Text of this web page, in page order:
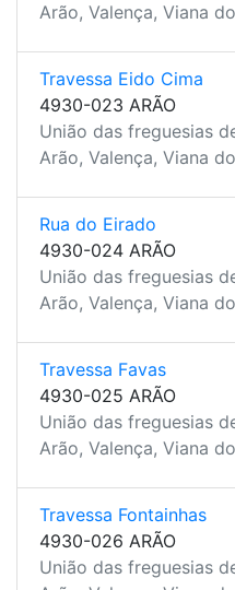
Arão, Valença, Viana
Travessa Eido Cima
4930-023 ARÃO
União das freguesias
Arão, Valença, Viana
Rua do Eirado
4930-024 ARÃO
União das freguesias
Arão, Valença, Viana
Travessa Favas
4930-025 ARÃO
União das freguesias
Arão, Valença, Viana
Travessa Fontainhas
4930-026 ARÃO
União das freguesias